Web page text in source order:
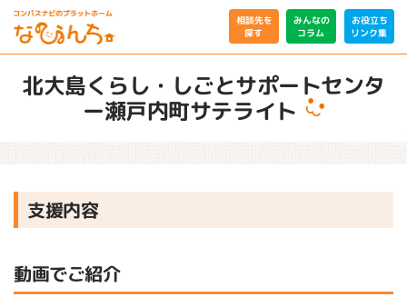
相談先を
探す
みんなの
コラム
お役立ち
リンク集
北大島くらし・しごとサポートセンタ
ー瀬戸内町サテライト
支援内容
動画でご紹介